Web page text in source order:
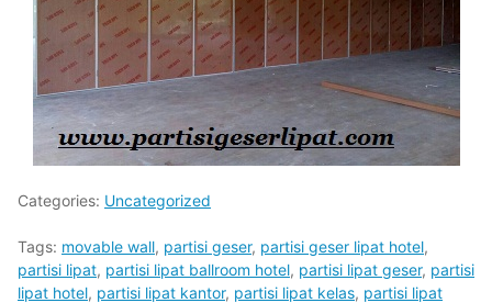
Categories: Uncategorized
Tags: movable wall, partisi geser, partisi geser lipat hotel,
partisi lipat, partisi lipat ballroom hotel, partisi lipat geser, partisi
lipat hotel, partisi lipat kantor, partisi lipat kelas, partisi lipat